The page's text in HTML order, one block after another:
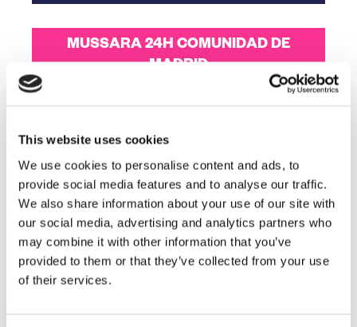
This website uses cookies
We use cookies to personalise content and ads, to
provide social media features and to analyse our traffic.
We also share information about your use of our site with
our social media, advertising and analytics partners who
may combine it with other information that you’ve
provided to them or that they’ve collected from your use
of their services.
MUSSARA 24H COMUNIDAD DE
MADRID
MUSSARA COMUNIDAD DE
MADRID
113 km | 150 km
GESTIONA AQUÍ